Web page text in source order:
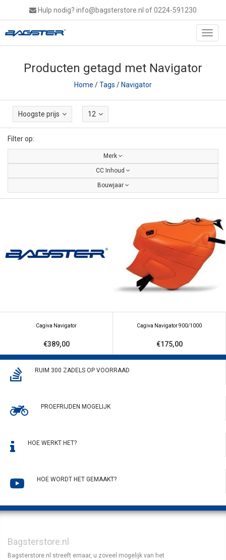
Hulp nodig? info@bagsterstore.nl of 0224-591230
Producten getagd met Navigator
Home /Tags /Navigator
Hoogste prijs 12
Filter op:
Merk
CC Inhoud
Bouwjaar
Cagiva Navigator
€389,00
Cagiva Navigator 900/1000
€175,00
RUIM 300 ZADELS OP VOORRAAD
PROEFRIJDEN MOGELIJK
HOE WERKT HET?
HOE WORDT HET GEMAAKT?
Bagsterstore.nl
Bagsterstore.nl streeft ernaar, u zoveel mogelijk van het